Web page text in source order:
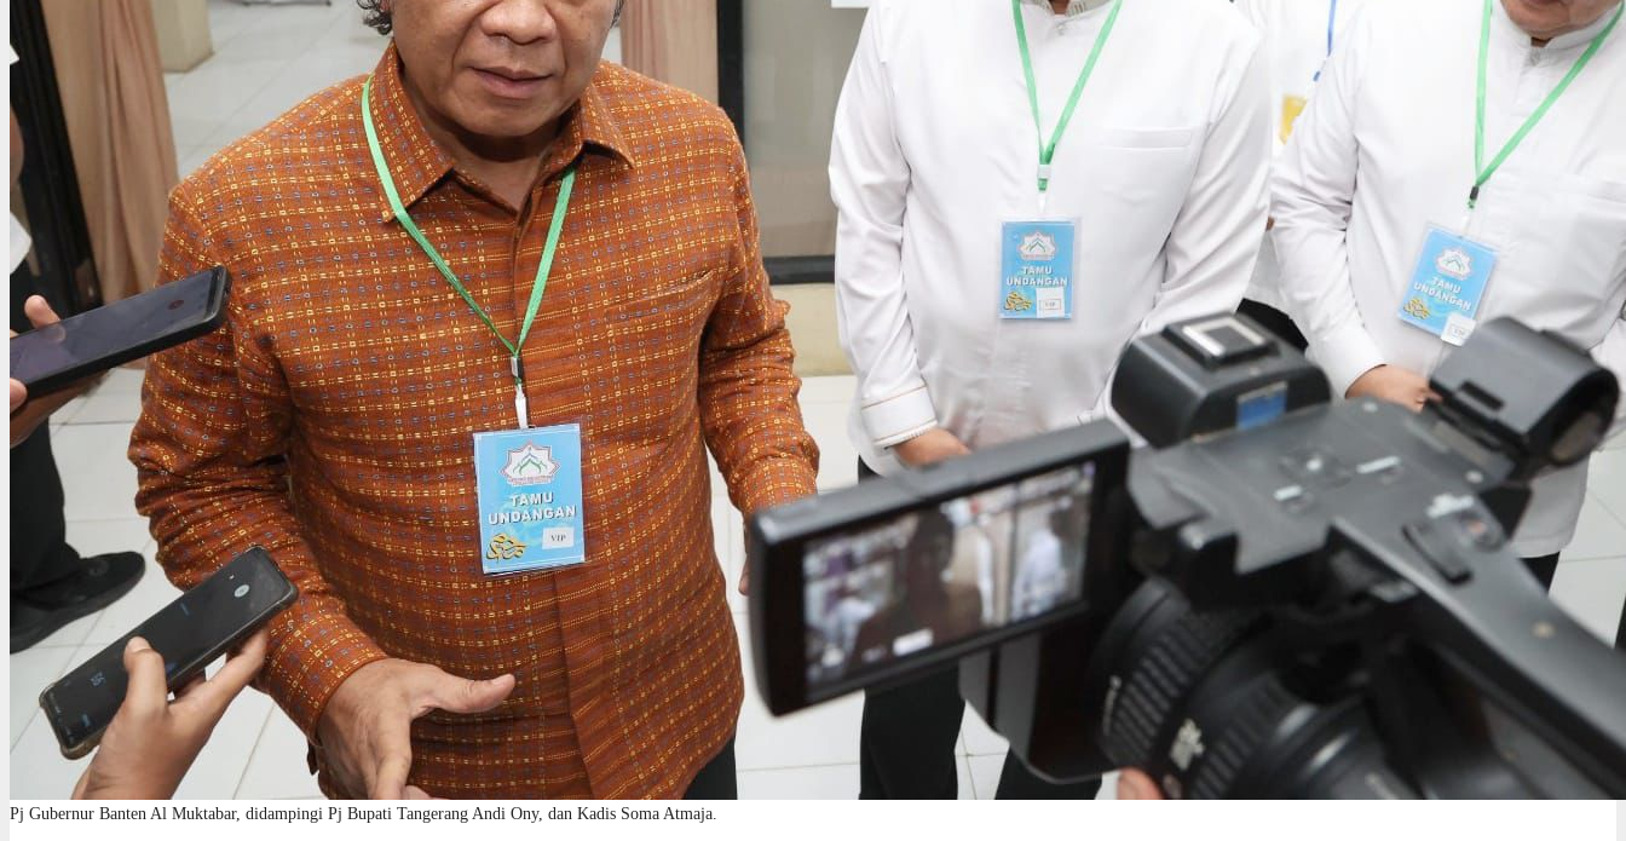
Pj Gubernur Banten Al Muktabar, didampingi Pj Bupati Tangerang Andi Ony, dan Kadis Soma Atmaja.